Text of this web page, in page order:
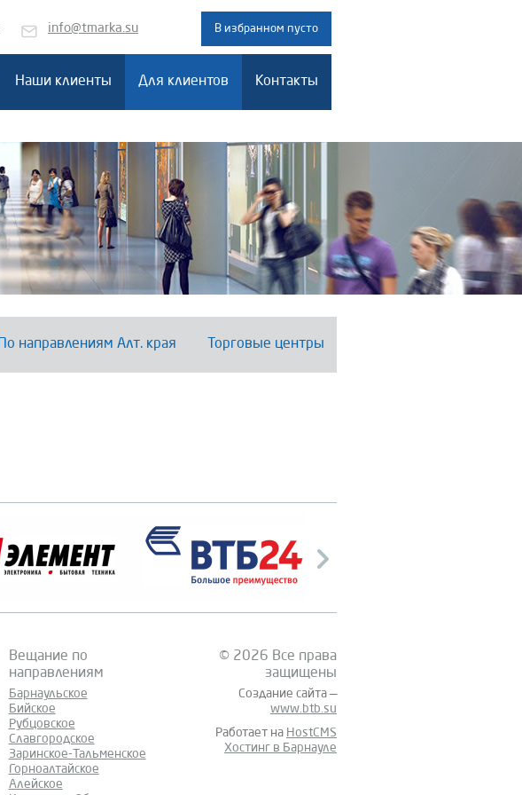
В избранном пусто
info@tmarka.su
Наши клиенты Для клиентов Контакты
По направлениям Алт. края Торговые центры
Вещание по
направлениям
Барнаульское
Бийское
Рубцовское
Славгородское
Заринское-Тальменское
Горноалтайское
Алейское
© 2026 Все права
защищены
Создание сайта —
www.btb.su
Работает на HostCMS
Хостинг в Барнауле